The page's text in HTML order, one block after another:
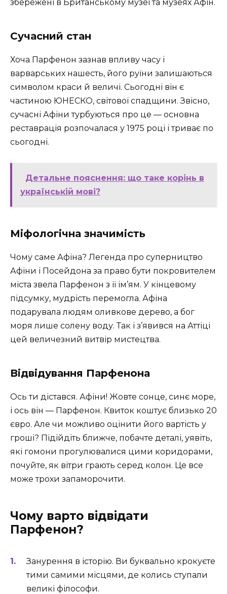
збережені в Британському музеї та музеях Афін.
Сучасний стан
Хоча Парфенон зазнав впливу часу і
варварських нашесть, його руїни залишаються
символом краси й величі. Сьогодні він є
частиною ЮНЕСКО, світової спадщини. Звісно,
сучасні Афіни турбуються про це — основна
реставрація розпочалася у 1975 році і триває по
сьогодні.
Детальне пояснення: що таке корінь в
українській мові?
Міфологічна значимість
Чому саме Афіна? Легенда про суперництво
Афіни і Посейдона за право бути покровителем
міста звела Парфенон з її ім’ям. У кінцевому
підсумку, мудрість перемогла. Афіна
подарувала людям оливкове дерево, а бог
моря лише солену воду. Так і з’явився на Аттіці
цей величезний витвір мистецтва.
Відвідування Парфенона
Ось ти дістався. Афіни! Жовте сонце, синє море,
і ось він — Парфенон. Квиток коштує близько 20
євро. Але чи можливо оцінити його вартість у
гроші? Підійдіть ближче, побачте деталі, уявіть,
які гомони прогулювалися цими коридорами,
почуйте, як вітри грають серед колон. Це все
може трохи запаморочити.
Чому варто відвідати
Парфенон?
Занурення в історію. Ви буквально крокуєте
тими самими місцями, де колись ступали
великі філософи.